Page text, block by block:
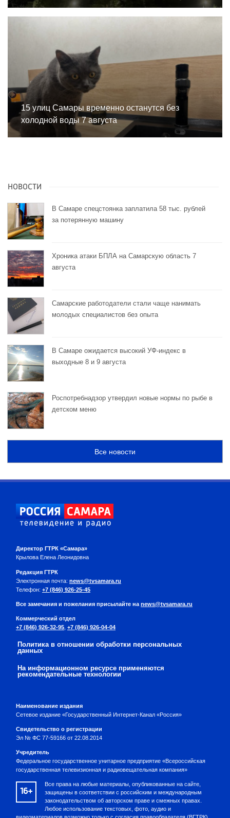
15 улиц Самары временно останутся без
холодной воды 7 августа
НОВОСТИ
В Самаре спецстоянка заплатила 58 тыс. рублей
за потерянную машину
Хроника атаки БПЛА на Самарскую область 7
августа
Самарские работодатели стали чаще нанимать
молодых специалистов без опыта
В Самаре ожидается высокий УФ-индекс в
выходные 8 и 9 августа
Роспотребнадзор утвердил новые нормы по рыбе в
детском меню
Все новости
Директор ГТРК «Самара»
Крылова Елена Леонидовна
Редакция ГТРК
Электронная почта: news@tvsamara.ru
Телефон: +7 (846) 926-25-45
Все замечания и пожелания присылайте на news@tvsamara.ru
Коммерческий отдел
+7 (846) 926-32-95 +7 (846) 926-04-04
Политика в отношении обработки персональных
данных
На информационном ресурсе применяются
рекомендательные технологии
Наименование издания
Сетевое издание «Государственный Интернет-Канал «Россия»
Свидетельство о регистрации
Эл № ФС 77-59166 от 22.08.2014
Учредитель
Федеральное государственное унитарное предприятие «Всероссийская
государственная телевизионная и радиовещательная компания»
16+
Все права на любые материалы, опубликованные на сайте,
защищены в соответствии с российским и международным
законодательством об авторском праве и смежных правах.
Любое использование текстовых, фото, аудио и